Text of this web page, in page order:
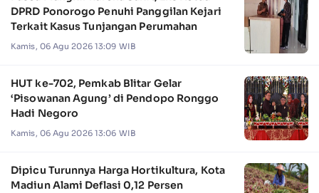
DPRD Ponorogo Penuhi Panggilan Kejari
Terkait Kasus Tunjangan Perumahan
Kamis, 06 Agu 2026 13:09 WIB
HUT ke-702, Pemkab Blitar Gelar
‘Pisowanan Agung’ di Pendopo Ronggo
Hadi Negoro
Kamis, 06 Agu 2026 13:06 WIB
Dipicu Turunnya Harga Hortikultura, Kota
Madiun Alami Deflasi 0,12 Persen